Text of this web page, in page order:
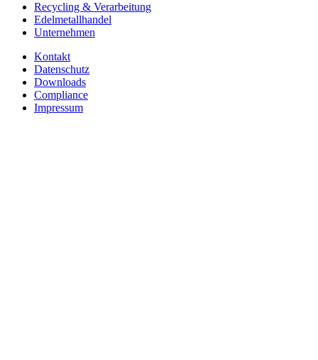
Recycling & Verarbeitung
Edelmetallhandel
Unternehmen
Kontakt
Datenschutz
Downloads
Compliance
Impressum